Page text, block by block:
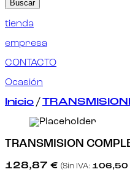
Buscar
tienda
empresa
CONTACTO
Ocasión
Inicio /
TRANSMISION
128,87 € (Sin IVA: 106,50